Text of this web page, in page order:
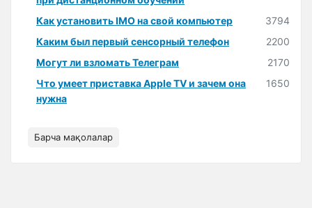
Как установить IMO на свой компьютер
3794
Каким был первый сенсорный телефон
2200
Могут ли взломать Телеграм
2170
Что умеет приставка Apple TV и зачем она
нужна
1650
Барча мақолалар